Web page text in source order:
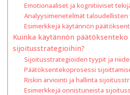
Emotionaaliset ja kognitiiviset
Analyysimenetelmät
Esimerkkejä käytännön
Kuinka käytännön päätöksenteko
sijoitusstrategioihin?
Sijoitusstrategioiden tyypit ja
Päätöksentekoprosessi
Riskin arviointi ja hallinta
Esimerkkejä onnistuneista